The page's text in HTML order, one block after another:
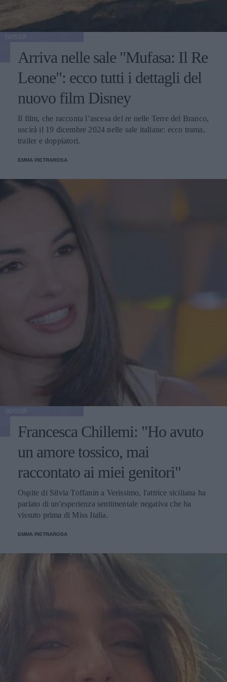
Arriva nelle sale "Mufasa: Il Re
Leone": ecco tutti i dettagli del
nuovo film Disney
Il film, che racconta l’ascesa del re nelle Terre del Branco,
uscirà il 19 dicembre 2024 nelle sale italiane: ecco trama,
trailer e doppiatori.
EMMA PIETRAROSA
Francesca Chillemi: "Ho avuto
un amore tossico, mai
raccontato ai miei genitori"
Ospite di Silvia Toffanin a Verissimo, l'attrice siciliana ha
parlato di un'esperienza sentimentale negativa che ha
vissuto prima di Miss Italia.
EMMA PIETRAROSA